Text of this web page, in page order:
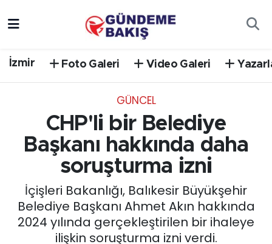
İzmir Foto Galeri Video Galeri
GÜNCEL
CHP'li bir Belediye
Başkanı hakkında daha
soruşturma izni
İçişleri Bakanlığı, Balıkesir Büyükşehir
Belediye Başkanı Ahmet Akın hakkında
2024 yılında gerçekleştirilen bir ihaleye
ilişkin soruşturma izni verdi.
EGE
EĞİTİM
EKONOMİ
English News
Süper Lig Puan Durumu ve Fikstür
Tüm Manşetler
Son Dakika Haberleri
Haber Arşivi